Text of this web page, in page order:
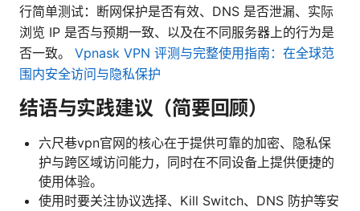
行简单测试：断网保护是否有效、DNS 是否泄漏、实际
浏览 IP 是否与预期一致、以及在不同服务器上的行为是
否一致。 Vpnask VPN 评测与完整使用指南：在全球范
围内安全访问与隐私保护
结语与实践建议（简要回顾）
六尺巷vpn官网的核心在于提供可靠的加密、隐私保
护与跨区域访问能力，同时在不同设备上提供便捷的
使用体验。
使用时要关注协议选择、Kill Switch、DNS 防护等安